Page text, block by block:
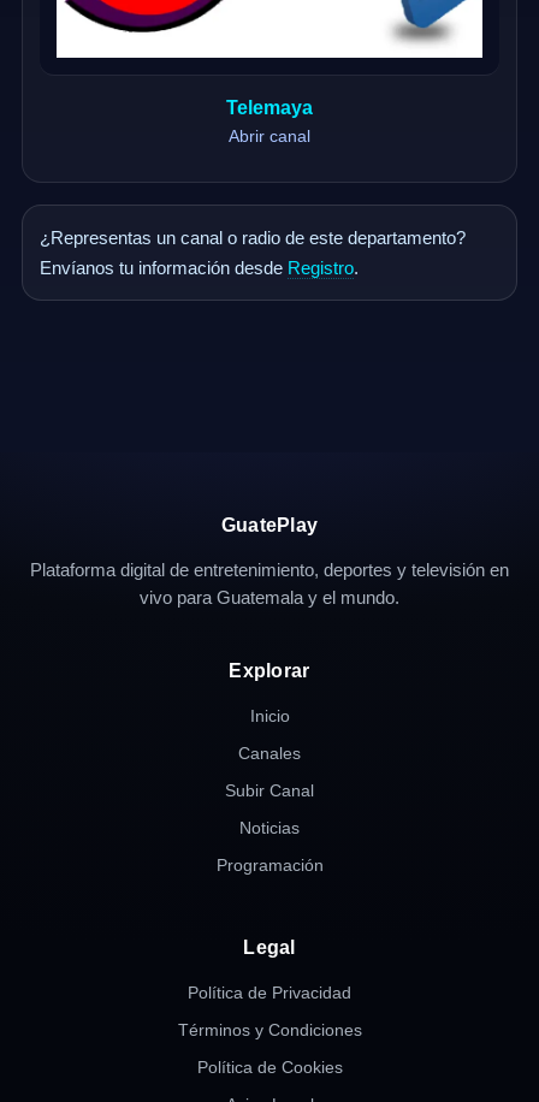
Telemaya
Abrir canal
¿Representas un canal o radio de este departamento?
Envíanos tu información desde Registro.
GuatePlay
Plataforma digital de entretenimiento, deportes y televisión en
vivo para Guatemala y el mundo.
Explorar
Inicio
Canales
Subir Canal
Noticias
Programación
Legal
Política de Privacidad
Términos y Condiciones
Política de Cookies